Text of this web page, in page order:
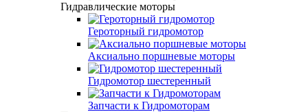
Гидравлические моторы
Героторный гидромотор
Аксиально поршневые моторы
Гидромотор шестеренный
Запчасти к Гидромоторам